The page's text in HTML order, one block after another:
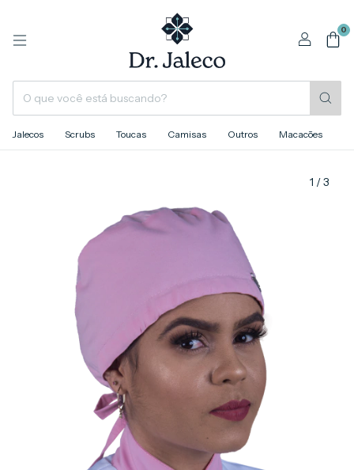
0
Jalecos Scrubs Toucas Camisas Outros Macacões
1 /3